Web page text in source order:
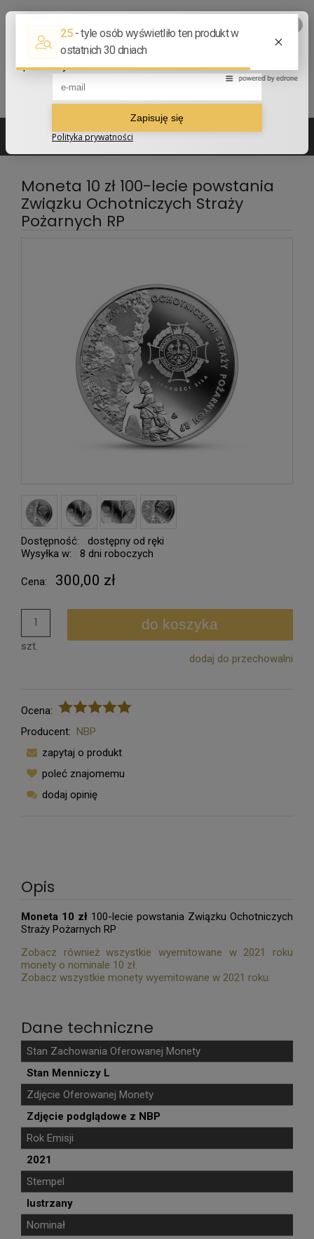
Moneta 10 zł 100-lecie powstania
Związku Ochotniczych Straży
Pożarnych RP
Dostępność:
dostępny od ręki
Wysyłka w:
8 dni roboczych
Cena: 300,00 zł
szt.
do koszyka
dodaj do przechowalni
Ocena:
Producent:
NBP
zapytaj o produkt
poleć znajomemu
dodaj opinię
Opis
Moneta 10 zł 100-lecie powstania Związku Ochotniczych
Straży Pożarnych RP
Zobacz również wszystkie wyemitowane w 2021 roku
monety o nominale 10 zł.
Zobacz wszystkie monety wyemitowane w 2021 roku.
Dane techniczne
Stan Zachowania Oferowanej Monety
Stan Menniczy L
Zdjęcie Oferowanej Monety
Zdjęcie podglądowe z NBP
Rok Emisji
2021
Stempel
lustrzany
Nominał